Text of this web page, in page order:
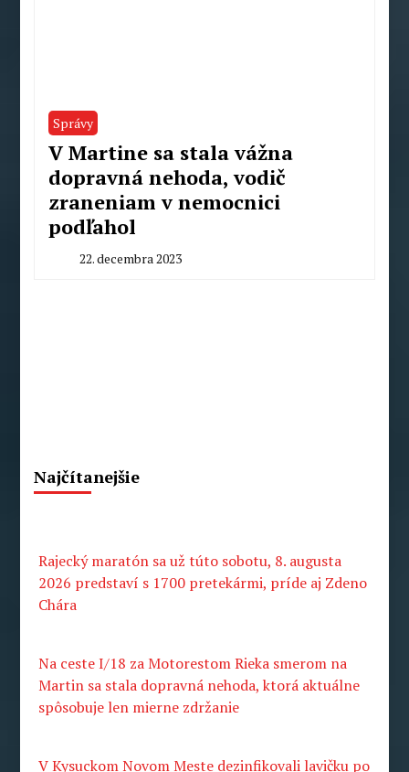
Správy
V Martine sa stala vážna
dopravná nehoda, vodič
zraneniam v nemocnici
podľahol
22. decembra 2023
Najčítanejšie
Rajecký maratón sa už túto sobotu, 8. augusta
2026 predstaví s 1700 pretekármi, príde aj Zdeno
Chára
Na ceste I/18 za Motorestom Rieka smerom na
Martin sa stala dopravná nehoda, ktorá aktuálne
spôsobuje len mierne zdržanie
V Kysuckom Novom Meste dezinfikovali lavičku po